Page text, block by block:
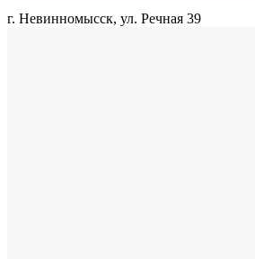
г. Невинномысск, ул. Речная 39